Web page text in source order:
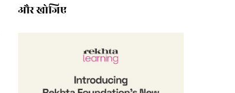
और खोजिए